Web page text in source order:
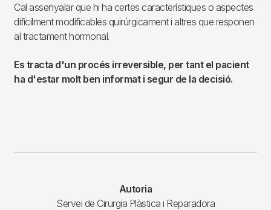
Cal assenyalar que hi ha certes característiques o aspectes
difícilment modificables quirúrgicament i altres que responen
al tractament hormonal.
Es tracta d'un procés irreversible, per tant el pacient
ha d'estar molt ben informat i segur de la decisió.
Autoria
Servei de Cirurgia Plàstica i Reparadora